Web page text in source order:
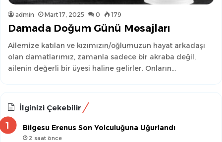
admin Mart 17, 2025 0 179
Damada Doğum Günü Mesajları
Ailemize katılan ve kızımızın/oğlumuzun hayat arkadaşı
olan damatlarımız, zamanla sadece bir akraba değil,
ailenin değerli bir üyesi haline gelirler. Onların…
İlginizi Çekebilir
Bilgesu Erenus Son Yolculuğuna Uğurlandı
2 saat önce